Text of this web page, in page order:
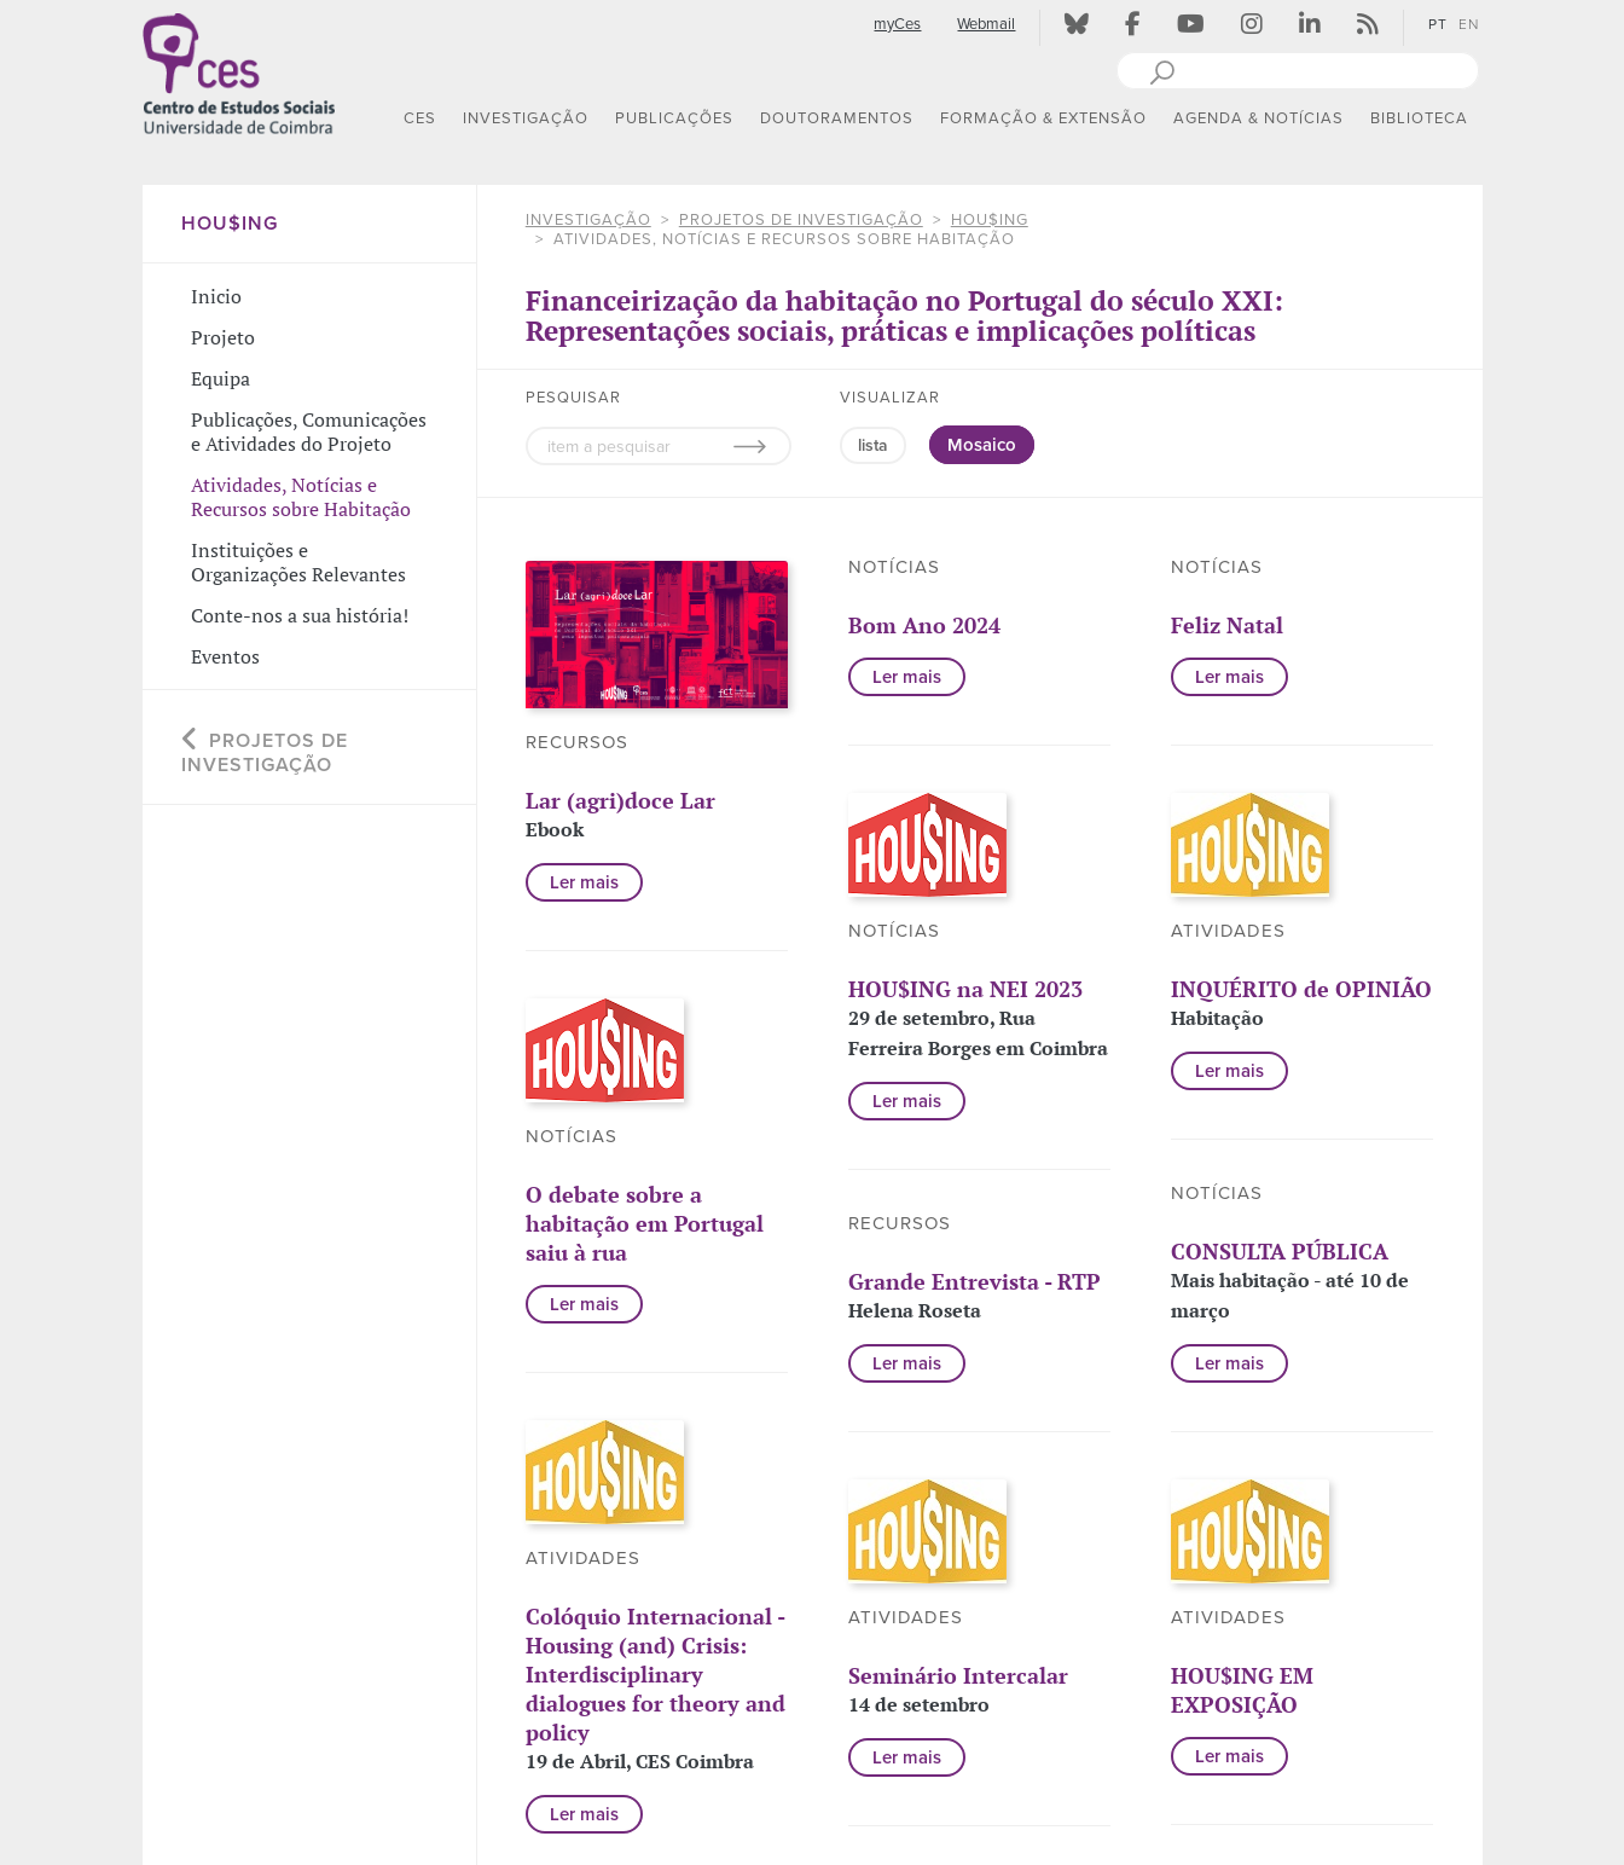
myCes Webmail PT EN
CES INVESTIGAÇÃO PUBLICAÇÕES DOUTORAMENTOS FORMAÇÃO & EXTENSÃO AGENDA & NOTÍCIAS BIBLIOTECA
HOU$ING
Inicio
Projeto
Equipa
Publicações, Comunicações
e Atividades do Projeto
Atividades, Notícias e
Recursos sobre Habitação
Instituições e
Organizações Relevantes
Conte-nos a sua história!
Eventos
PROJETOS DE
INVESTIGAÇÃO
INVESTIGAÇÃO PROJETOS DE INVESTIGAÇÃO
HOU$ING
ATIVIDADES, NOTÍCIAS E RECURSOS SOBRE HABITAÇÃO
Financeirização da habitação no Portugal do século XXI:
Representações sociais, práticas e implicações políticas
PESQUISAR VISUALIZAR
lista Mosaico
RECURSOS
Lar (agri)doce Lar
Ebook
Ler mais
NOTÍCIAS
Bom Ano 2024
Ler mais
NOTÍCIAS
Feliz Natal
Ler mais
NOTÍCIAS
O debate sobre a
habitação em Portugal
saiu à rua
Ler mais
NOTÍCIAS
HOU$ING na NEI 2023
29 de setembro, Rua
Ferreira Borges em Coimbra
Ler mais
ATIVIDADES
INQUÉRITO de OPINIÃO
Habitação
Ler mais
ATIVIDADES
Colóquio Internacional -
Housing (and) Crisis:
Interdisciplinary
dialogues for theory and
policy
19 de Abril, CES Coimbra
Ler mais
RECURSOS
Grande Entrevista - RTP
Helena Roseta
Ler mais
NOTÍCIAS
CONSULTA PÚBLICA
Mais habitação - até 10 de
março
Ler mais
ATIVIDADES
Seminário Intercalar
14 de setembro
Ler mais
ATIVIDADES
HOU$ING EM
EXPOSIÇÃO
Ler mais